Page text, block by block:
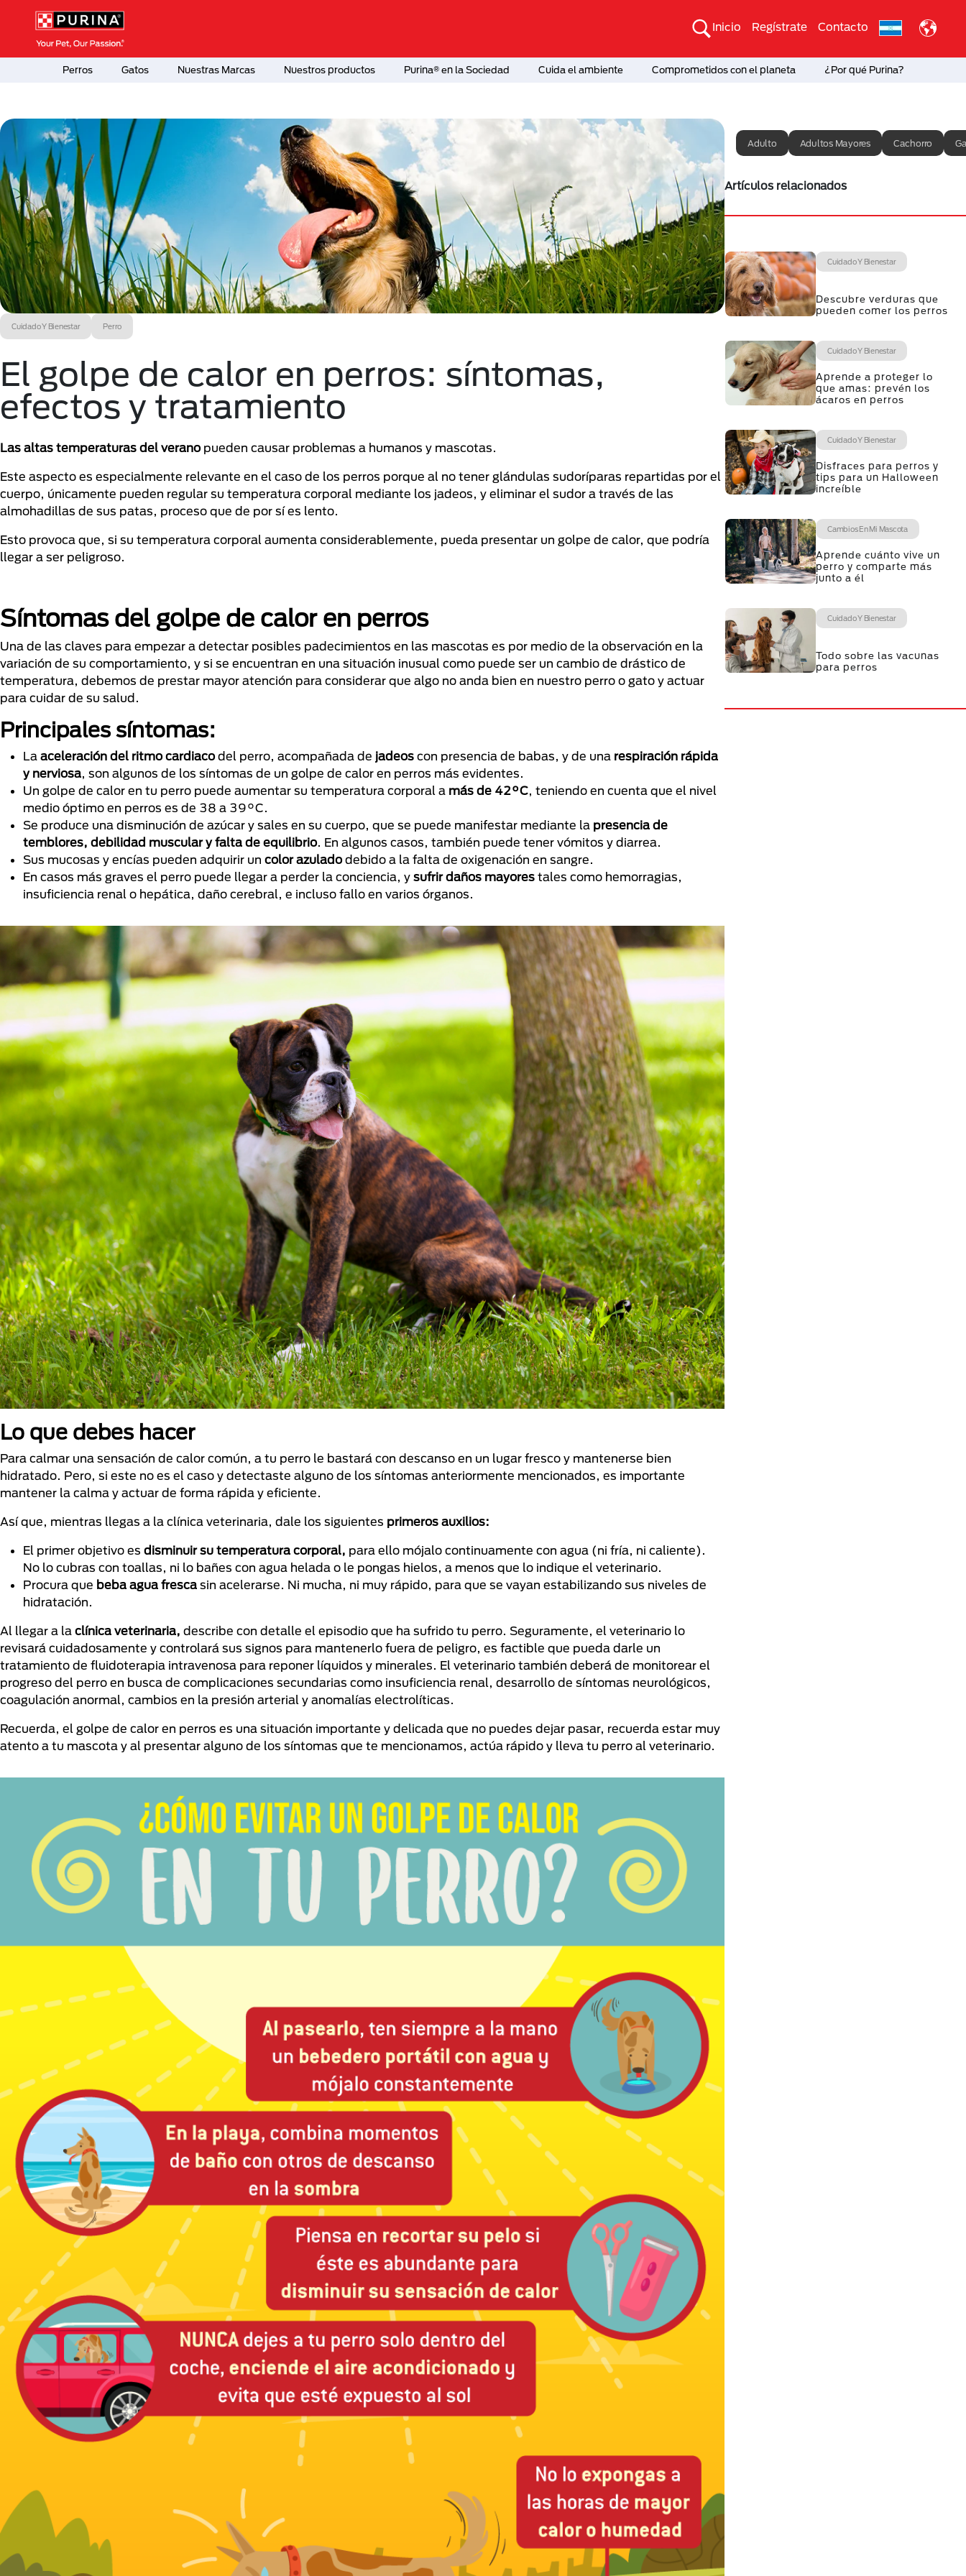
Pasar al contenido principal
Menú Secundario Purina
Inicio Regístrate Contacto
Menú Principal Purina
Perros Gatos Nuestras Marcas Nuestros productos Purina® en la Sociedad Cuida el ambiente Comprometidos con el planeta ¿Por qué Purina?
Cuidado Y Bienestar Perro
El golpe de calor en perros: síntomas,
efectos y tratamiento
Las altas temperaturas del veranopueden causar problemas a humanos y mascotas.
Este aspecto es especialmente relevante en el caso de los perros porque al no tener glándulas sudoríparas repartidas por el
cuerpo, únicamente pueden regular su temperatura corporal mediante los jadeos, y eliminar el sudor a través de las
almohadillas de sus patas, proceso que de por sí es lento.
Esto provoca que, si su temperatura corporal aumenta considerablemente, pueda presentar un golpe de calor, que podría
llegar a ser peligroso.
Síntomas del golpe de calor en perros
Una de las claves para empezar a detectar posibles padecimientos en las mascotas es por medio de la observación en la
variación de su comportamiento, y si se encuentran en una situación inusual como puede ser un cambio de drástico de
temperatura, debemos de prestar mayor atención para considerar que algo no anda bien en nuestro perro o gato y actuar
para cuidar de su salud.
Principales síntomas:
La aceleración del ritmo cardiacodel perro, acompañada de jadeos con presencia de babas, y de una respiración rápida
y nerviosa, son algunos de los síntomas de un golpe de calor en perros más evidentes.
Un golpe de calor en tu perro puede aumentar su temperatura corporal a más de 42°C, teniendo en cuenta que el nivel
medio óptimo en perros es de 38 a 39°C.
Se produce una disminución de azúcar y sales en su cuerpo, que se puede manifestar mediante la presencia de
temblores, debilidad muscular y falta de equilibrio. En algunos casos, también puede tener vómitos y diarrea.
Sus mucosas y encías pueden adquirir un color azuladodebido a la falta de oxigenación en sangre.
En casos más graves el perro puede llegar a perder la conciencia, y sufrir daños mayores tales como hemorragias,
insuficiencia renal o hepática, daño cerebral, e incluso fallo en varios órganos.
Lo que debes hacer
Para calmar una sensación de calor común, a tu perro le bastará con descanso en un lugar fresco y mantenerse bien
hidratado. Pero, si este no es el caso y detectaste alguno de los síntomas anteriormente mencionados, es importante
mantener la calma y actuar de forma rápida y eficiente.
Así que, mientras llegas a la clínica veterinaria, dale los siguientes primeros auxilios:
El primer objetivo es disminuir su temperatura corporal, para ello mójalo continuamente con agua (ni fría, ni caliente).
No lo cubras con toallas, ni lo bañes con agua helada o le pongas hielos, a menos que lo indique el veterinario.
Procura que beba agua fresca sin acelerarse. Ni mucha, ni muy rápido, para que se vayan estabilizando sus niveles de
hidratación.
Al llegar a la clínica veterinaria, describe con detalle el episodio que ha sufrido tu perro. Seguramente, el veterinario lo
revisará cuidadosamente y controlará sus signos para mantenerlo fuera de peligro, es factible que pueda darle un
tratamiento de fluidoterapia intravenosa para reponer líquidos y minerales. El veterinario también deberá de monitorear el
progreso del perro en busca de complicaciones secundarias como insuficiencia renal, desarrollo de síntomas neurológicos,
coagulación anormal, cambios en la presión arterial y anomalías electrolíticas.
Recuerda, el golpe de calor en perros es una situación importante y delicada que no puedes dejar pasar, recuerda estar muy
atento a tu mascota y al presentar alguno de los síntomas que te mencionamos, actúa rápido y lleva tu perro al veterinario.
Adulto Adultos Mayores Cachorro
Artículos relacionados
Cuidado Y Bienestar
Descubre verduras que
pueden comer los perros
Cuidado Y Bienestar
Aprende a proteger lo
que amas: prevén los
ácaros en perros
Cuidado Y Bienestar
Disfraces para perros y
tips para un Halloween
increíble
Cambios En Mi Mascota
Aprende cuánto vive un
perro y comparte más
junto a él
Cuidado Y Bienestar
Todo sobre las vacunas
para perros